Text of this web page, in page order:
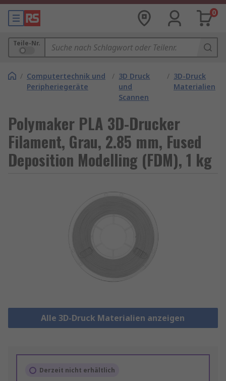
0
Teile-Nr.
/ Computertechnik und
Peripheriegeräte
/ 3D Druck
und
Scannen
/ 3D-Druck
Materialien
Polymaker PLA 3D-Drucker
Filament, Grau, 2.85 mm, Fused
Deposition Modelling (FDM), 1 kg
Alle 3D-Druck Materialien anzeigen
Derzeit nicht erhältlich